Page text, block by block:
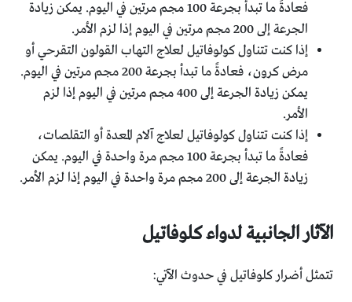
فعادةً ما تبدأ بجرعة 100 مجم مرتين في اليوم. يمكن زيادة
الجرعة إلى 200 مجم مرتين في اليوم إذا لزم الأمر.
إذا كنت تتناول كولوفاتيل لعلاج التهاب القولون التقرحي أو
مرض كرون، فعادةً ما تبدأ بجرعة 200 مجم مرتين في اليوم.
يمكن زيادة الجرعة إلى 400 مجم مرتين في اليوم إذا لزم
الأمر.
إذا كنت تتناول كولوفاتيل لعلاج آلام المعدة أو التقلصات،
فعادةً ما تبدأ بجرعة 100 مجم مرة واحدة في اليوم. يمكن
زيادة الجرعة إلى 200 مجم مرة واحدة في اليوم إذا لزم الأمر.
الآثار الجانبية لدواء كلوفاتيل
تتمثل أضرار كلوفاتيل في حدوث الآتي: